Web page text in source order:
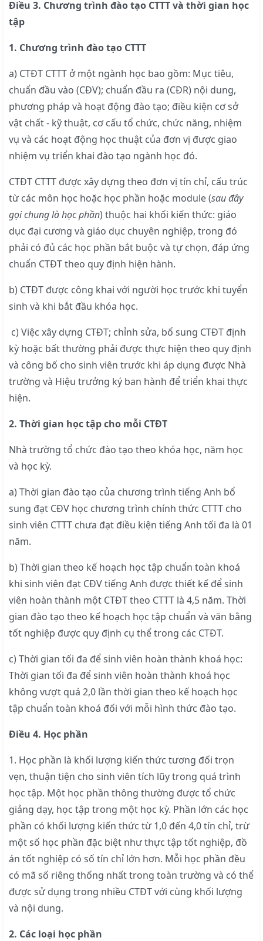
Điều 3. Chương trình đào tạo CTTT và thời gian học
tập
1. Chương trình đào tạo CTTT
a) CTĐT CTTT ở một ngành học bao gồm: Mục tiêu,
chuẩn đầu vào (CĐV); chuẩn đầu ra (CĐR) nội dung,
phương pháp và hoạt động đào tạo; điều kiện cơ sở
vật chất - kỹ thuật, cơ cấu tổ chức, chức năng, nhiệm
vụ và các hoạt động học thuật của đơn vị được giao
nhiệm vụ triển khai đào tạo ngành học đó.
CTĐT CTTT được xây dựng theo đơn vị tín chỉ, cấu trúc
từ các môn học hoặc học phần hoặc module (sau đây
gọi chung là học phần) thuộc hai khối kiến thức: giáo
dục đại cương và giáo dục chuyên nghiệp, trong đó
phải có đủ các học phần bắt buộc và tự chọn, đáp ứng
chuẩn CTĐT theo quy định hiện hành.
b) CTĐT được công khai với người học trước khi tuyển
sinh và khi bắt đầu khóa học.
c) Việc xây dựng CTĐT; chỉnh sửa, bổ sung CTĐT định
kỳ hoặc bất thường phải được thực hiện theo quy định
và công bố cho sinh viên trước khi áp dụng được Nhà
trường và Hiệu trưởng ký ban hành để triển khai thực
hiện.
2. Thời gian học tập cho mỗi CTĐT
Nhà trường tổ chức đào tạo theo khóa học, năm học
và học kỳ.
a) Thời gian đào tạo của chương trình tiếng Anh bổ
sung đạt CĐV học chương trình chính thức CTTT cho
sinh viên CTTT chưa đạt điều kiện tiếng Anh tối đa là 01
năm.
b) Thời gian theo kế hoạch học tập chuẩn toàn khoá
khi sinh viên đạt CĐV tiếng Anh được thiết kế để sinh
viên hoàn thành một CTĐT theo CTTT là 4,5 năm. Thời
gian đào tạo theo kế hoạch học tập chuẩn và văn bằng
tốt nghiệp được quy định cụ thể trong các CTĐT.
c) Thời gian tối đa để sinh viên hoàn thành khoá học:
Thời gian tối đa để sinh viên hoàn thành khoá học
không vượt quá 2,0 lần thời gian theo kế hoạch học
tập chuẩn toàn khoá đối với mỗi hình thức đào tạo.
Điều 4. Học phần
1. Học phần là khối lượng kiến thức tương đối trọn
vẹn, thuận tiện cho sinh viên tích lũy trong quá trình
học tập. Một học phần thông thường được tổ chức
giảng dạy, học tập trong một học kỳ. Phần lớn các học
phần có khối lượng kiến thức từ 1,0 đến 4,0 tín chỉ, trừ
một số học phần đặc biệt như thực tập tốt nghiệp, đồ
án tốt nghiệp có số tín chỉ lớn hơn. Mỗi học phần đều
có mã số riêng thống nhất trong toàn trường và có thể
được sử dụng trong nhiều CTĐT với cùng khối lượng
và nội dung.
2. Các loại học phần